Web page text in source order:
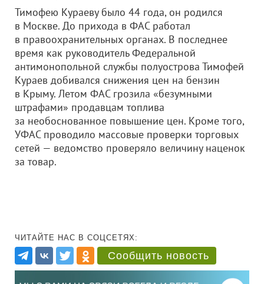
Тимофею Кураеву было 44 года, он родился
в Москве. До прихода в ФАС работал
в правоохранительных органах. В последнее
время как руководитель Федеральной
антимонопольной службы полуострова Тимофей
Кураев добивался снижения цен на бензин
в Крыму. Летом ФАС грозила «безумными
штрафами» продавцам топлива
за необоснованное повышение цен. Кроме того,
УФАС проводило массовые проверки торговых
сетей — ведомство проверяло величину наценок
за товар.
ЧИТАЙТЕ НАС В СОЦСЕТЯХ:
Сообщить новость